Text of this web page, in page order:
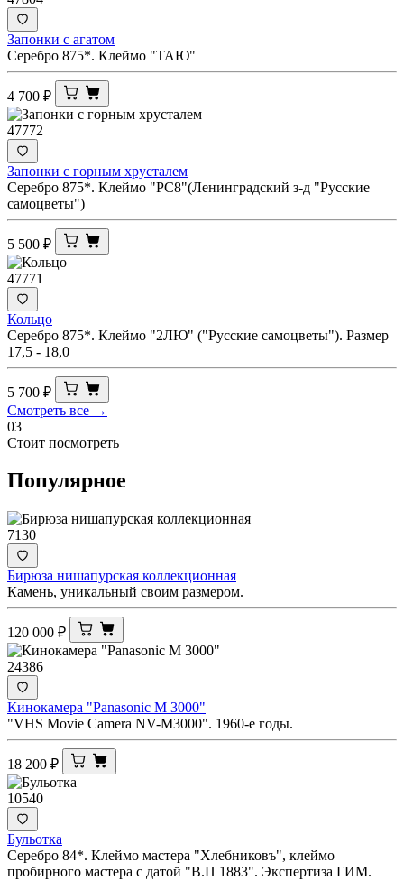
Запонки с агатом
Серебро 875*. Клеймо "ТАЮ"
4 700 ₽
47772
Запонки с горным хрусталем
Серебро 875*. Клеймо "РС8"(Ленинградский з-д "Русские
самоцветы")
5 500 ₽
47771
Кольцо
Серебро 875*. Клеймо "2ЛЮ" ("Русские самоцветы"). Размер
17,5 - 18,0
5 700 ₽
Смотреть все →
03
Стоит посмотреть
Популярное
7130
Бирюза нишапурская коллекционная
Камень, уникальный своим размером.
120 000 ₽
24386
Кинокамера "Panasonic M 3000"
"VHS Movie Camera NV-M3000". 1960-е годы.
18 200 ₽
10540
Бульотка
Серебро 84*. Клеймо мастера "Хлебниковъ", клеймо
пробирного мастера с датой "В.П 1883". Экспертиза ГИМ.